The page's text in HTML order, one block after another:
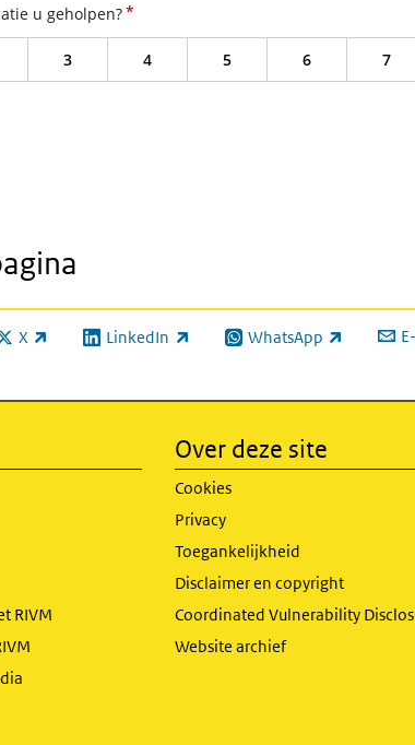
u geholpen?*
3 4 5 6 7
X link) LinkedIn
(externe link) WhatsApp
(externe link)
RIVM
Over deze site
Cookies
Privacy
Toegankelijkheid
Disclaimer en copyright
Coordinated Vulnerability
Website archief